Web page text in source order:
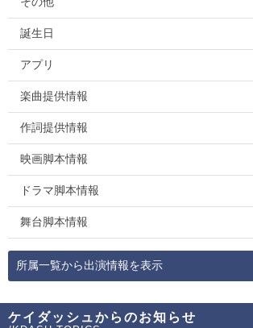
誕生日
アプリ
楽曲提供情報
作詞提供情報
映画脚本情報
ドラマ脚本情報
舞台脚本情報
所属一覧から出演情報を表示
ケイダッシュからのお知らせ